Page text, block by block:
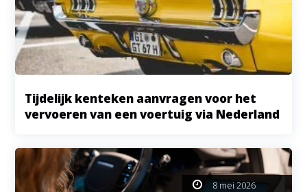
Tijdelijk kenteken aanvragen voor het
vervoeren van een voertuig via Nederland
8 mei 2026